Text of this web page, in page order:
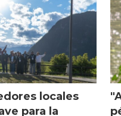
locales
para la